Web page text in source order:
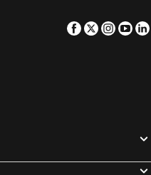
Facebook
Twitter